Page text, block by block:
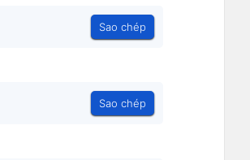
Sao chép
Sao chép